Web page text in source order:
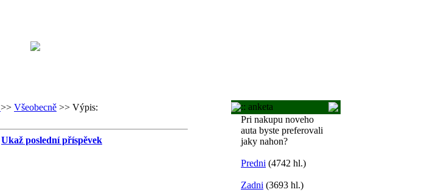
>> Všeobecně >> Výpis:
Ukaž poslední příspěvek
:: anketa
Pri nakupu noveho
auta byste preferovali
jaky nahon?
Predni (4742 hl.)
Zadni (3693 hl.)